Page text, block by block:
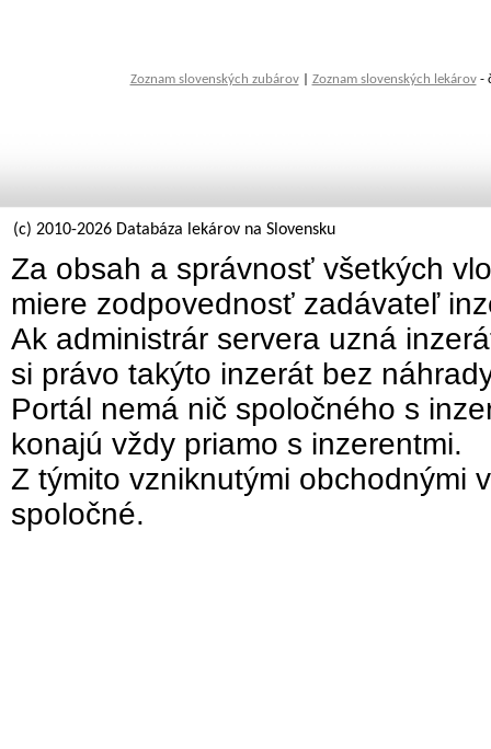
Zoznam slovenských zubárov| Zoznam slovenských lekárov-
(c) 2010-2026 Databáza lekárov na Slovensku
Za obsah a správnosť všetkých
miere zodpovednosť zadávateľ
Ak administrár servera uzná
si právo takýto inzerát bez
Portál nemá nič spoločného s
konajú vždy priamo s inzerentmi.
Z týmito vzniknutými obchodnými
spoločné.